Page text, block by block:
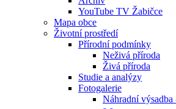
YouTube TV Žabičce
Mapa obce
Životní prostředí
Přírodní podmínky
Neživá příroda
Živá příroda
Studie a analýzy
Fotogalerie
Náhradní